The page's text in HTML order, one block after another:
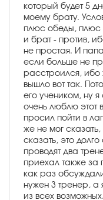
который будет 5
моему брату.
плюс обеды, плюс
и брат - против,
не простая. И
если больше не
расстроился, ибо
вышло вот так.
его учеником, ну
очень люблю этот
просил пойти в
же не мог
сказать, это долго
проводят два
приехал также за
как раз
нужен 3 тренер, а
из всех